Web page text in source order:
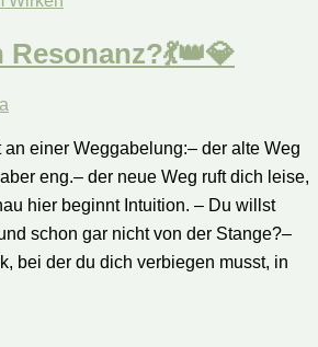
an einer Weggabelung:– der alte Weg
eng.– der neue Weg ruft dich leise,
hier beginnt Intuition. – Du willst
schon gar nicht von der Stange?–
bei der du dich verbiegen musst, in